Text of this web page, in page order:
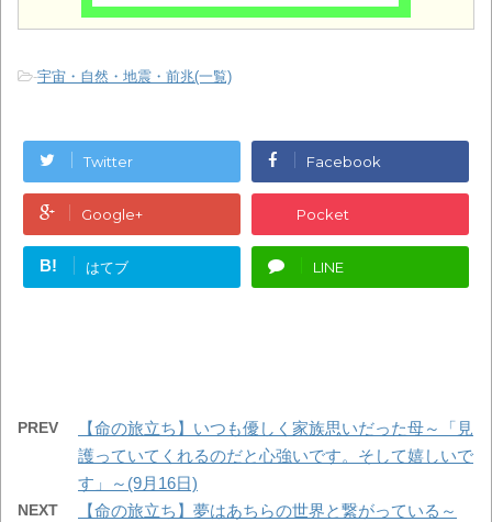
-宇宙・自然・地震・前兆(一覧)
Twitter Facebook
Google+ Pocket
B! はてブ LINE
PREV
【命の旅立ち】いつも優しく家族思いだった母～「見
護っていてくれるのだと心強いです。そして嬉しいで
す」～(9月16日)
NEXT
【命の旅立ち】夢はあちらの世界と繋がっている～